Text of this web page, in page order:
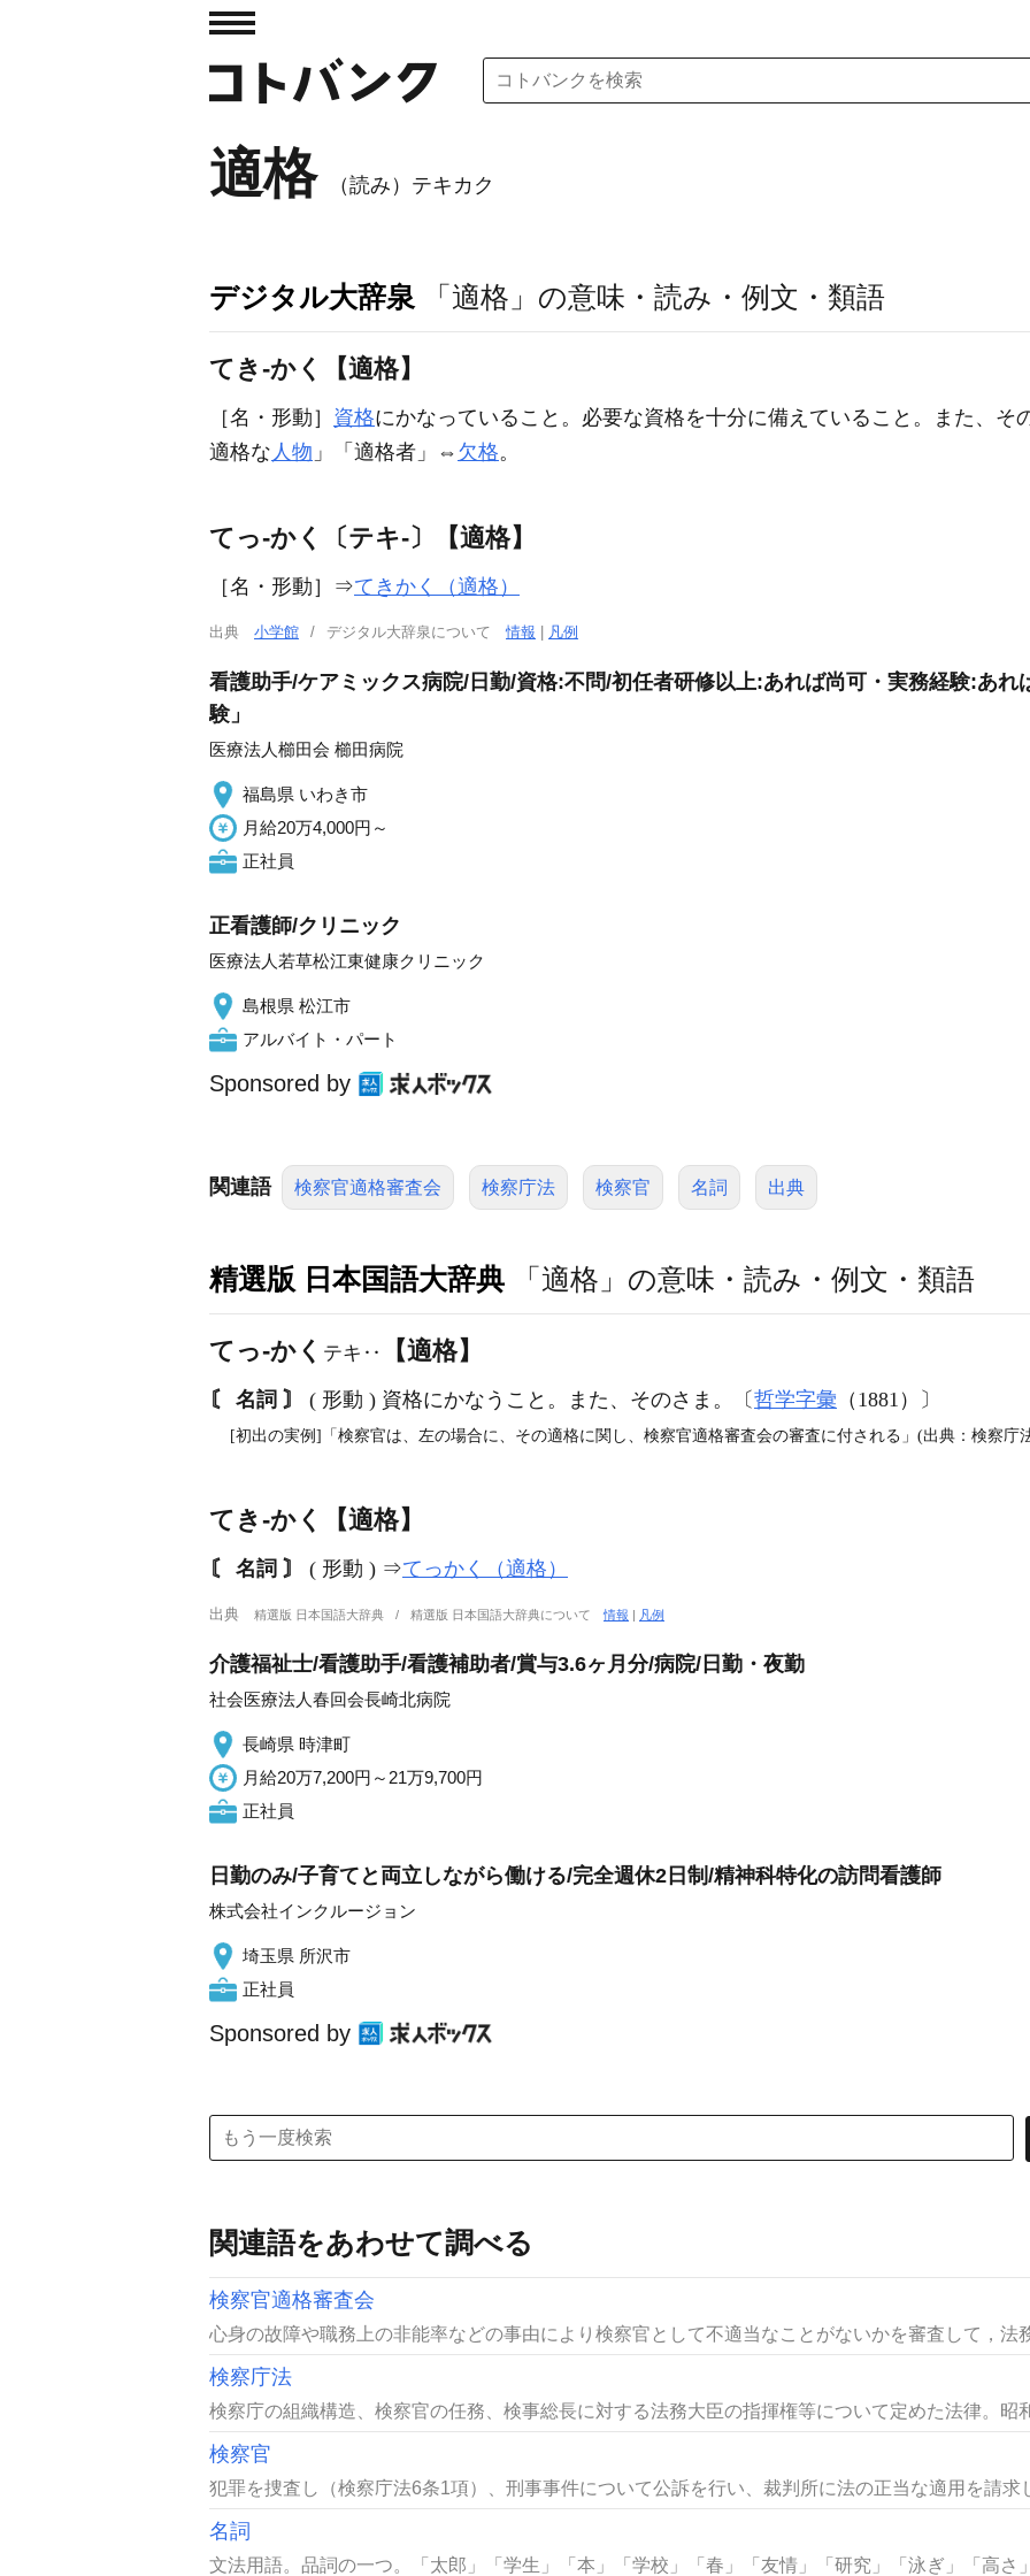
適格 （読み）テキカク
デジタル大辞泉 「適格」の意味・読み・例文・類語
てき‐かく【適格】
［名・形動］ 資格にかなっていること。必要な資格を十分に備えていること。また、そ
適格な 人物 」「 適格者」⇔ 欠格。
てっ‐かく〔テキ‐〕【適格】
［名・形動］ ⇒てきかく（適格）
出典 小学館 デジタル大辞泉について情報 凡例
看護助手/ケアミックス病院/日勤/資格:不問/初任者研修以上:あれば尚可・実務経験:あれ
験」
医療法人櫛田会 櫛田病院
福島県 いわき市
月給20万4,000円～
正社員
正看護師/クリニック
医療法人若草松江東健康クリニック
島根県 松江市
アルバイト・パート
Sponsored by
関連語 検察官適格審査会 検察庁法 検察官 名詞 出典
精選版 日本国語大辞典 「適格」の意味・読み・例文・類語
てっ‐かく テキ‥ 【適格】
〘 名詞 〙 ( 形動 ) 資格にかなうこと。また、そのさま。〔哲学字彙 （1881）〕
[初出の実例]「検察官は、左の場合に、その適格に関し、検察官適格審査会の審査に付される」(出典：検察庁
てき‐かく【適格】
〘 名詞 〙 ( 形動 ) ⇒てっかく（適格）
出典 精選版 日本国語大辞典 精選版 日本国語大辞典について情報 | 凡例
介護福祉士/看護助手/看護補助者/賞与3.6ヶ月分/病院/日勤・夜勤
社会医療法人春回会長崎北病院
長崎県 時津町
月給20万7,200円～21万9,700円
正社員
日勤のみ/子育てと両立しながら働ける/完全週休2日制/精神科特化の訪問看護師
株式会社インクルージョン
埼玉県 所沢市
正社員
Sponsored by
関連語をあわせて調べる
検察官適格審査会
心身の故障や職務上の非能率などの事由により検察官として不適当なことがないかを審査して，法
検察庁法
検察庁の組織構造、検察官の任務、検事総長に対する法務大臣の指揮権等について定めた法律。昭
検察官
犯罪を捜査し（検察庁法6条1項）、刑事事件について公訴を行い、裁判所に法の正当な適用を請求
名詞
文法用語。品詞の一つ。「太郎」「学生」「本」「学校」「春」「友情」「研究」「泳ぎ」「高さ